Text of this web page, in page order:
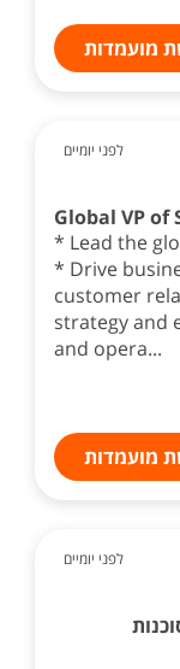
מועמדות
לפני יומיים
Global VP of
* Lead the
* Drive
customer
strategy and
and opera...
מועמדות
לפני יומיים